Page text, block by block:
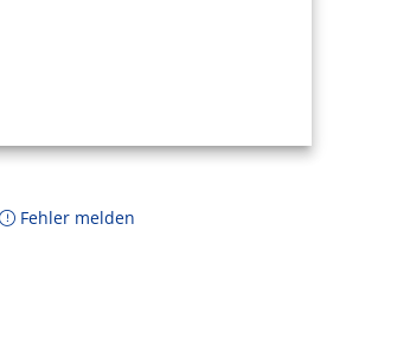
Fehler melden